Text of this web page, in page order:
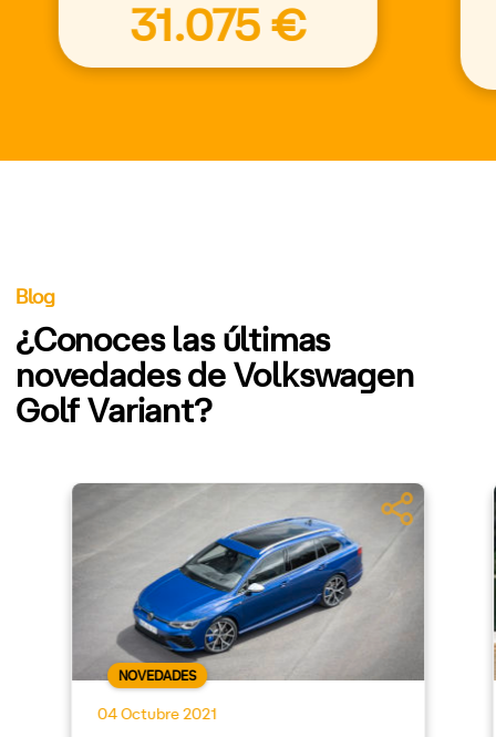
31.075 €
Blog
¿Conoces las últimas
novedades de Volkswagen
Golf Variant?
NOVEDADES
04 Octubre 2021